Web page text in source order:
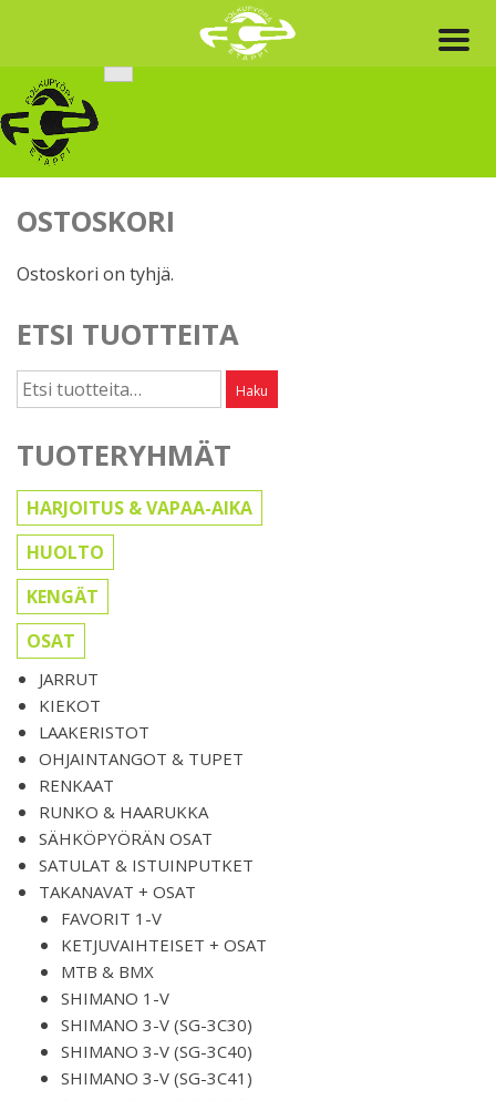
content
OSTOSKORI
Ostoskori on tyhjä.
ETSI TUOTTEITA
Etsi: Haku
TUOTERYHMÄT
HARJOITUS & VAPAA-AIKA
HUOLTO
KENGÄT
OSAT
JARRUT
KIEKOT
LAAKERISTOT
OHJAINTANGOT & TUPET
RENKAAT
RUNKO & HAARUKKA
SÄHKÖPYÖRÄN OSAT
SATULAT & ISTUINPUTKET
TAKANAVAT + OSAT
FAVORIT 1-V
KETJUVAIHTEISET + OSAT
MTB & BMX
SHIMANO 1-V
SHIMANO 3-V (SG-3C30)
SHIMANO 3-V (SG-3C40)
SHIMANO 3-V (SG-3C41)